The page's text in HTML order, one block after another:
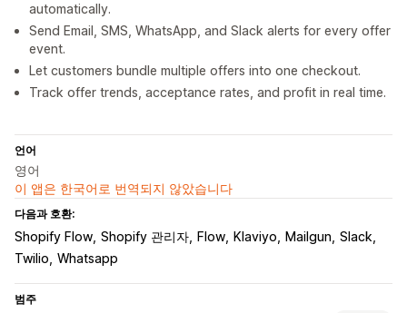
automatically.
Send Email, SMS, WhatsApp, and Slack alerts for every offer
event.
Let customers bundle multiple offers into one checkout.
Track offer trends, acceptance rates, and profit in real time.
언어
영어
이 앱은 한국어로 번역되지 않았습니다
다음과 호환:
Shopify Flow Shopify 관리자 Flow Klaviyo Mailgun Slack
Twilio Whatsapp
범주